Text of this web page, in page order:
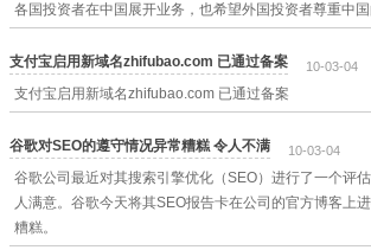
各国投资者在中国展开业务，也希望外国投资者尊重中
支付宝启用新域名zhifubao.com 已通过备案 10-03-04
支付宝启用新域名zhifubao.com 已通过备案
谷歌对SEO的遵守情况异常糟糕 令人不满 10-03-04
谷歌公司最近对其搜索引擎优化（SEO）进行了一个评
人满意。谷歌今天将其SEO报告卡在公司的官方博客上
糟糕。